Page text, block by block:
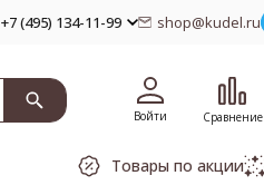
+7 (495) 134-11-99 shop@kudel.ru
Войти Сравнение
Товары по акции